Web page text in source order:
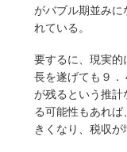
がバブル期並みに
れている。
要するに、現実的
長を遂げても９．
が残るという推計
る可能性もあれ
きくなり、税収が